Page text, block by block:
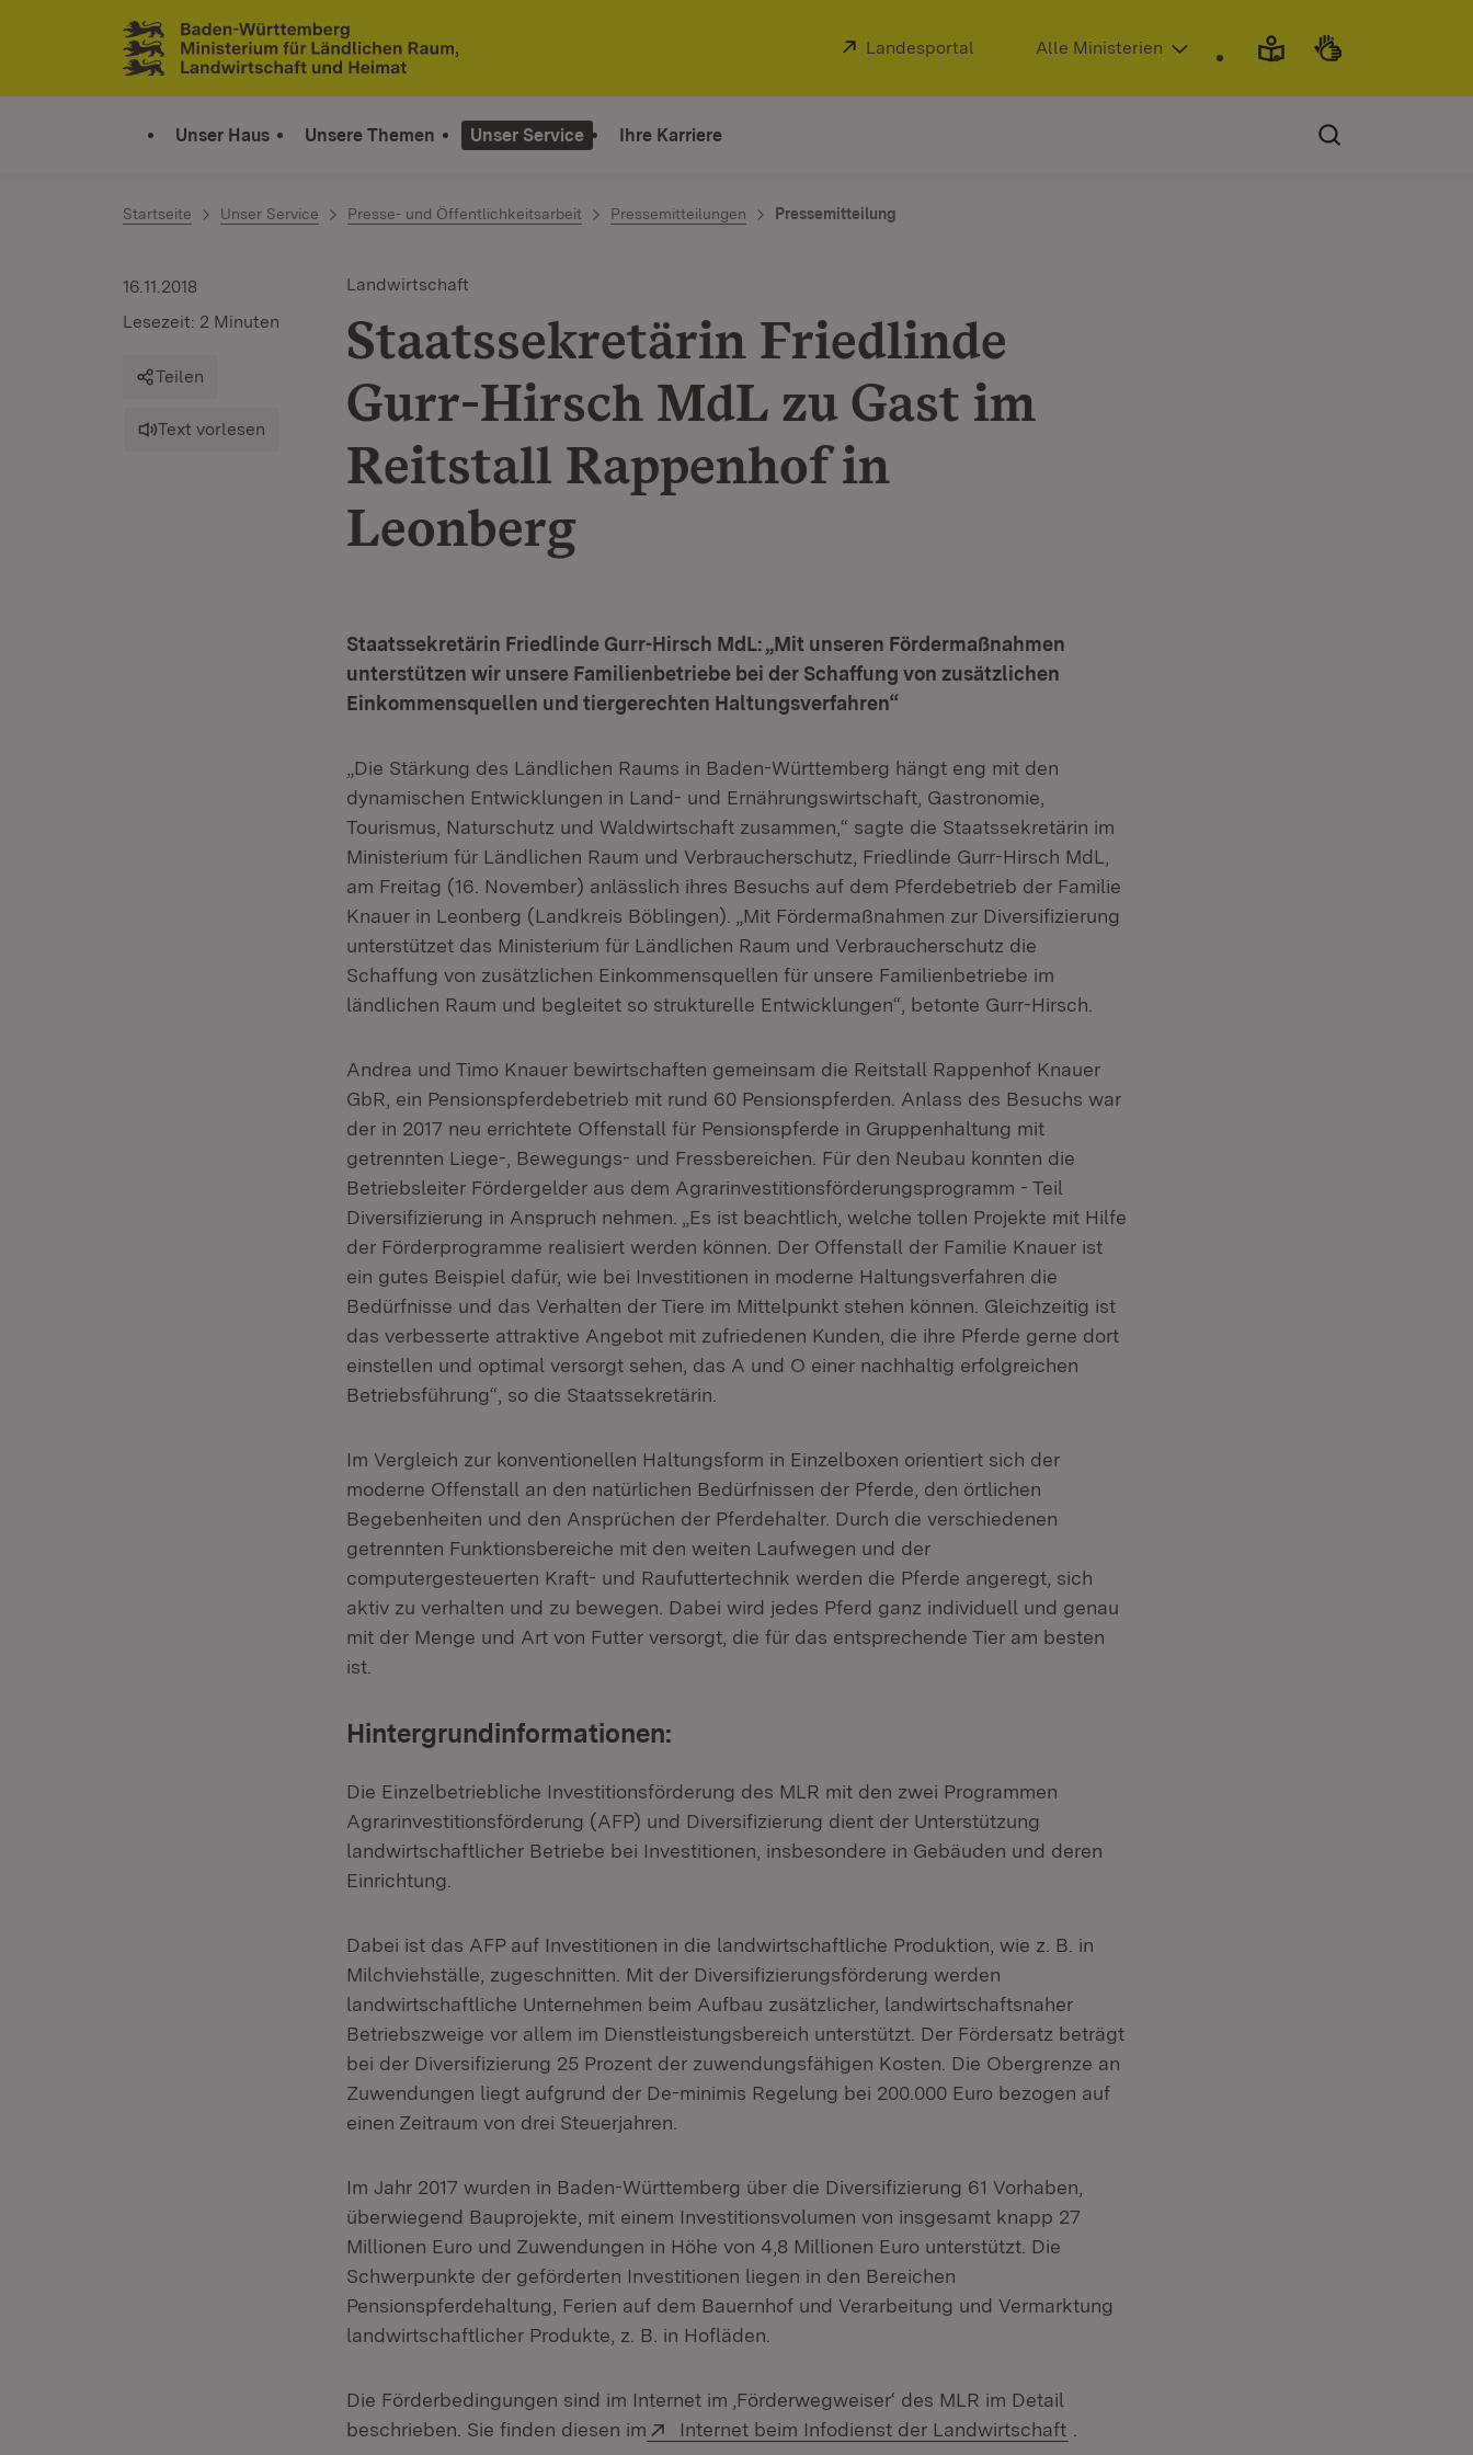
Zum Inhalt springen
Link zur Startseite
Extern:
Landesportal (Öffnet in neuem Fenster)
Alle Ministerien
Unser Haus Unsere Themen Unser Service Ihre Karriere
Startseite Unser Service Presse- und Öffentlichkeitsarbeit Pressemitteilungen Pressemitteilung
Landwirtschaft
Staatssekretärin Friedlinde
Gurr-Hirsch MdL zu Gast im
Reitstall Rappenhof in
Leonberg
16.11.2018
Lesezeit: 2 Minuten
Teilen
Text vorlesen
Staatssekretärin Friedlinde Gurr-Hirsch MdL: „Mit unseren Fördermaßnahmen
unterstützen wir unsere Familienbetriebe bei der Schaffung von zusätzlichen
Einkommensquellen und tiergerechten Haltungsverfahren“
„Die Stärkung des Ländlichen Raums in Baden-Württemberg hängt eng mit den
dynamischen Entwicklungen in Land- und Ernährungswirtschaft, Gastronomie,
Tourismus, Naturschutz und Waldwirtschaft zusammen,“ sagte die Staatssekretärin im
Ministerium für Ländlichen Raum und Verbraucherschutz, Friedlinde Gurr-Hirsch MdL,
am Freitag (16. November) anlässlich ihres Besuchs auf dem Pferdebetrieb der Familie
Knauer in Leonberg (Landkreis Böblingen). „Mit Fördermaßnahmen zur Diversifizierung
unterstützet das Ministerium für Ländlichen Raum und Verbraucherschutz die
Schaffung von zusätzlichen Einkommensquellen für unsere Familienbetriebe im
ländlichen Raum und begleitet so strukturelle Entwicklungen“, betonte Gurr-Hirsch.
Andrea und Timo Knauer bewirtschaften gemeinsam die Reitstall Rappenhof Knauer
GbR, ein Pensionspferdebetrieb mit rund 60 Pensionspferden. Anlass des Besuchs war
der in 2017 neu errichtete Offenstall für Pensionspferde in Gruppenhaltung mit
getrennten Liege-, Bewegungs- und Fressbereichen. Für den Neubau konnten die
Betriebsleiter Fördergelder aus dem Agrarinvestitionsförderungsprogramm - Teil
Diversifizierung in Anspruch nehmen. „Es ist beachtlich, welche tollen Projekte mit Hilfe
der Förderprogramme realisiert werden können. Der Offenstall der Familie Knauer ist
ein gutes Beispiel dafür, wie bei Investitionen in moderne Haltungsverfahren die
Bedürfnisse und das Verhalten der Tiere im Mittelpunkt stehen können. Gleichzeitig ist
das verbesserte attraktive Angebot mit zufriedenen Kunden, die ihre Pferde gerne dort
einstellen und optimal versorgt sehen, das A und O einer nachhaltig erfolgreichen
Betriebsführung“, so die Staatssekretärin.
Im Vergleich zur konventionellen Haltungsform in Einzelboxen orientiert sich der
moderne Offenstall an den natürlichen Bedürfnissen der Pferde, den örtlichen
Begebenheiten und den Ansprüchen der Pferdehalter. Durch die verschiedenen
getrennten Funktionsbereiche mit den weiten Laufwegen und der
computergesteuerten Kraft- und Raufuttertechnik werden die Pferde angeregt, sich
aktiv zu verhalten und zu bewegen. Dabei wird jedes Pferd ganz individuell und genau
mit der Menge und Art von Futter versorgt, die für das entsprechende Tier am besten
ist.
Hintergrundinformationen:
Die Einzelbetriebliche Investitionsförderung des MLR mit den zwei Programmen
Agrarinvestitionsförderung (AFP) und Diversifizierung dient der Unterstützung
landwirtschaftlicher Betriebe bei Investitionen, insbesondere in Gebäuden und deren
Einrichtung.
Dabei ist das AFP auf Investitionen in die landwirtschaftliche Produktion, wie z. B. in
Milchviehställe, zugeschnitten. Mit der Diversifizierungsförderung werden
landwirtschaftliche Unternehmen beim Aufbau zusätzlicher, landwirtschaftsnaher
Betriebszweige vor allem im Dienstleistungsbereich unterstützt. Der Fördersatz beträgt
bei der Diversifizierung 25 Prozent der zuwendungsfähigen Kosten. Die Obergrenze an
Zuwendungen liegt aufgrund der De-minimis Regelung bei 200.000 Euro bezogen auf
einen Zeitraum von drei Steuerjahren.
Im Jahr 2017 wurden in Baden-Württemberg über die Diversifizierung 61 Vorhaben,
überwiegend Bauprojekte, mit einem Investitionsvolumen von insgesamt knapp 27
Millionen Euro und Zuwendungen in Höhe von 4,8 Millionen Euro unterstützt. Die
Schwerpunkte der geförderten Investitionen liegen in den Bereichen
Pensionspferdehaltung, Ferien auf dem Bauernhof und Verarbeitung und Vermarktung
landwirtschaftlicher Produkte, z. B. in Hofläden.
Die Förderbedingungen sind im Internet im ‚Förderwegweiser‘ des MLR im Detail
beschrieben. Sie finden diesen im
Extern:
Internet beim Infodienst der Landwirtschaft